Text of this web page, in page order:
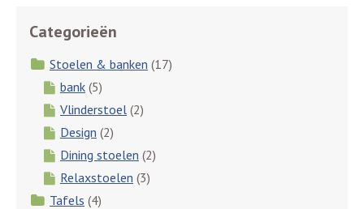
Categorieën
Stoelen & banken (17)
bank (5)
Vlinderstoel (2)
Design (2)
Dining stoelen (2)
Relaxstoelen (3)
Tafels (4)